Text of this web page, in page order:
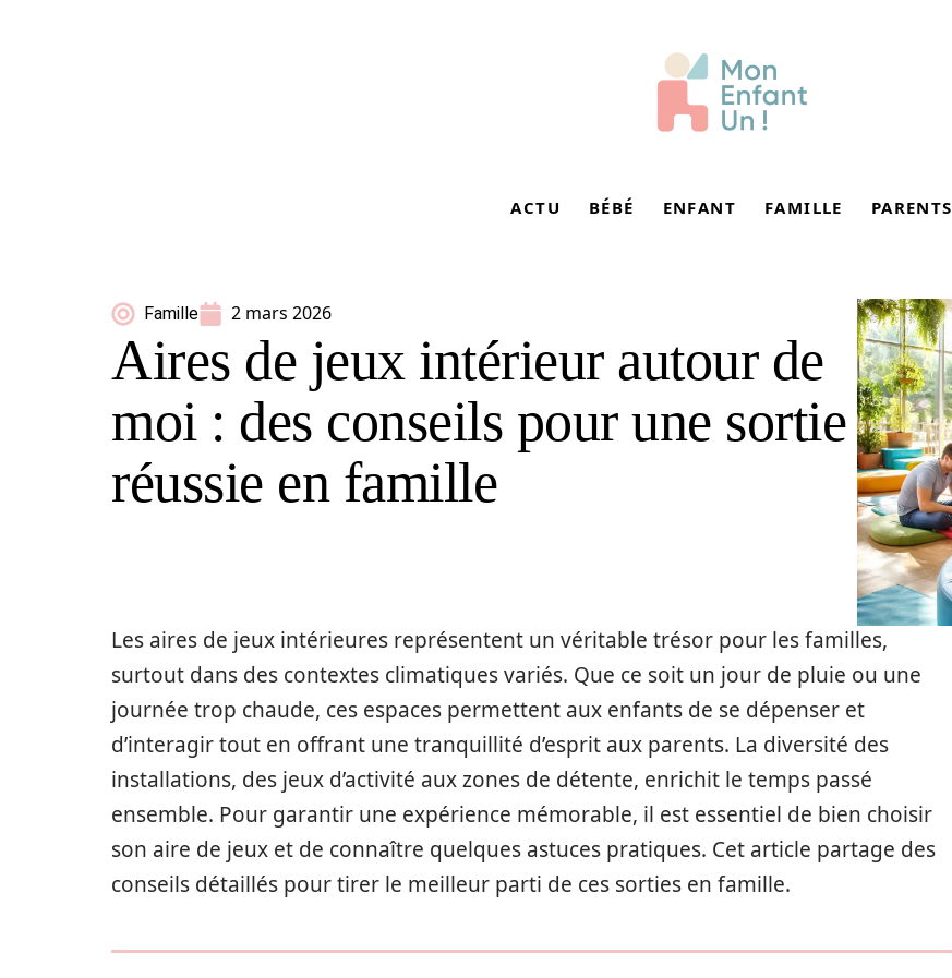
ACTU BÉBÉ ENFANT FAMILLE PARENTS
Famille 2 mars 2026
Aires de jeux intérieur autour de
moi : des conseils pour une sortie
réussie en famille
Les aires de jeux intérieures représentent un véritable trésor pour les familles,
surtout dans des contextes climatiques variés. Que ce soit un jour de pluie ou une
journée trop chaude, ces espaces permettent aux enfants de se dépenser et
d’interagir tout en offrant une tranquillité d’esprit aux parents. La diversité des
installations, des jeux d’activité aux zones de détente, enrichit le temps passé
ensemble. Pour garantir une expérience mémorable, il est essentiel de bien choisir
son aire de jeux et de connaître quelques astuces pratiques. Cet article partage des
conseils détaillés pour tirer le meilleur parti de ces sorties en famille.